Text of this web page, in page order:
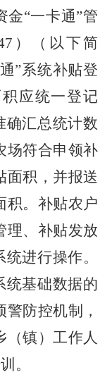
金“一卡通”管
）（ 以下简
”系统补贴登
应统一登记
确汇总统计数
场符合申领补
面积，并报送
积。补贴农户
理、补贴发放
统进行操作。
统基础数据的
警防控机制 ，
（镇） 工作人
。